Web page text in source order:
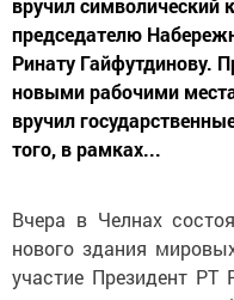
вручил символический
председателю
Ринату Гайфутдинову.
новыми рабочими
вручил
того, в рамках...
Вчера в Челнах
нового здания
участие Президент РТ